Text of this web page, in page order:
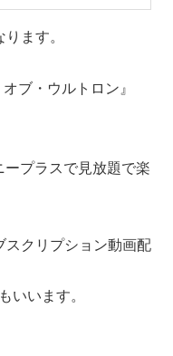
ます。
ブ・ウルトロン』
プラスで見放題で楽
スクリプション動画配
いいます。